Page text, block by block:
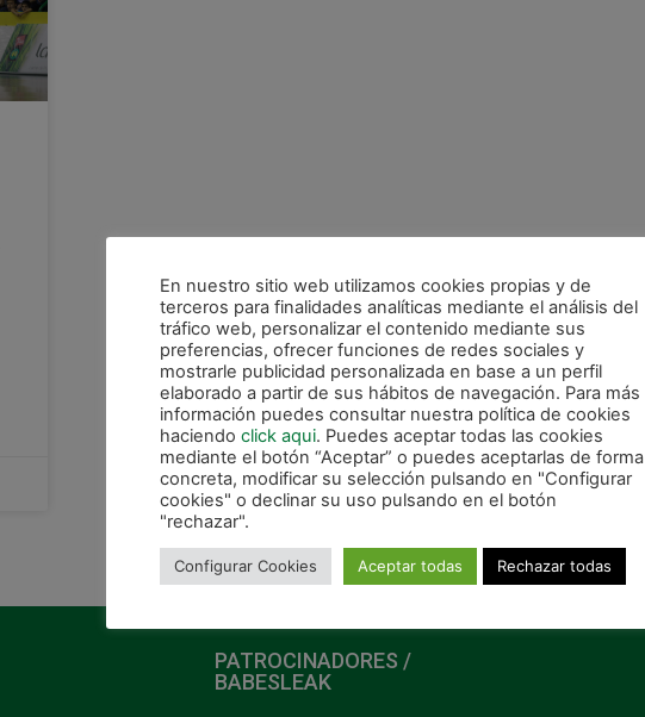
PATROCINADORES /
BABESLEAK
En nuestro sitio web utilizamos cookies propias y de
terceros para finalidades analíticas mediante el análisis del
tráfico web, personalizar el contenido mediante sus
preferencias, ofrecer funciones de redes sociales y
mostrarle publicidad personalizada en base a un perfil
elaborado a partir de sus hábitos de navegación. Para más
información puedes consultar nuestra política de cookies
haciendo click aqui. Puedes aceptar todas las cookies
mediante el botón “Aceptar” o puedes aceptarlas de forma
concreta, modificar su selección pulsando en "Configurar
cookies" o declinar su uso pulsando en el botón
"rechazar".
Configurar Cookies Aceptar todas Rechazar todas